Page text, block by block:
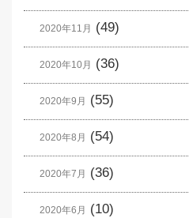
2020年11月 (49)
2020年10月 (36)
2020年9月 (55)
2020年8月 (54)
2020年7月 (36)
2020年6月 (10)